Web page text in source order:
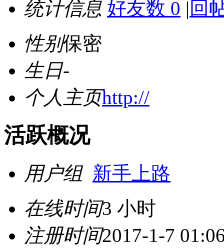
统计信息 好友数 0 | 回
性别保密
生日-
个人主页http://
活跃概况
用户组 新手上路
在线时间3 小时
注册时间2017-1-7